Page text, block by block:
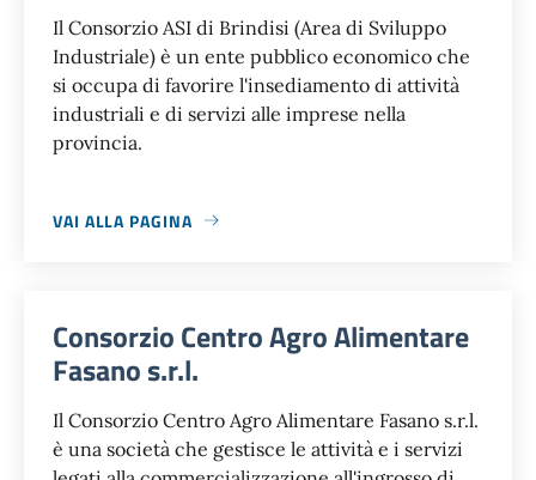
Il Consorzio ASI di Brindisi (Area di Sviluppo
Industriale) è un ente pubblico economico che
si occupa di favorire l'insediamento di attività
industriali e di servizi alle imprese nella
provincia.
VAI ALLA PAGINA
Consorzio Centro Agro Alimentare
Fasano s.r.l.
Il Consorzio Centro Agro Alimentare Fasano s.r.l.
è una società che gestisce le attività e i servizi